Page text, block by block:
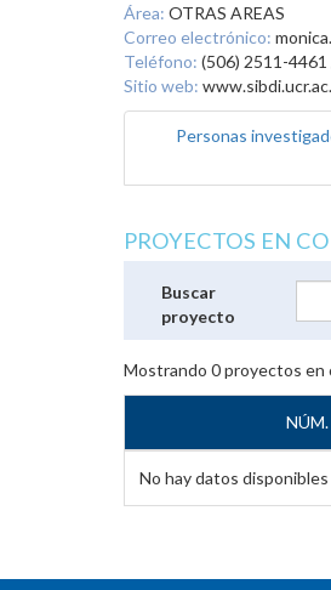
Área: OTRAS AREAS
Correo electrónico:
Teléfono: (506) 2511-
Sitio web:
Personas
PROYECTOS EN
Buscar
proyecto
Mostrando 0proyectos en
No hay datos disponibles